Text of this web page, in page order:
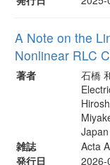
A Note on the
Nonlinear RLC
著者
石橋
雑誌
Acta
発行日
2026-